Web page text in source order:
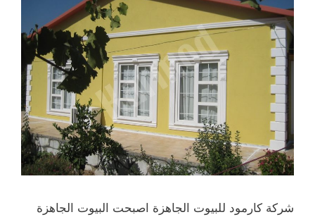
شركة كارمود للبيوت الجاهزة اصبحت البيوت الجاهزة